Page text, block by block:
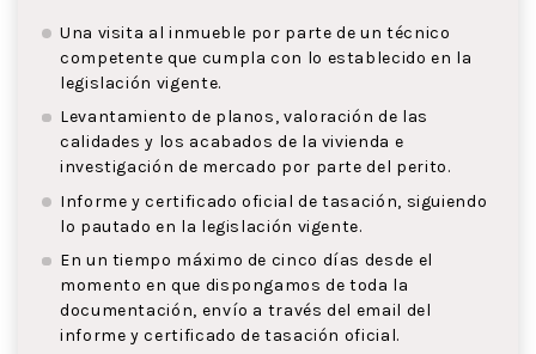
Una visita al inmueble por parte de un técnico
competente que cumpla con lo establecido en la
legislación vigente.
Levantamiento de planos, valoración de las
calidades y los acabados de la vivienda e
investigación de mercado por parte del perito.
Informe y certificado oficial de tasación, siguiendo
lo pautado en la legislación vigente.
En un tiempo máximo de cinco días desde el
momento en que dispongamos de toda la
documentación, envío a través del email del
informe y certificado de tasación oficial.